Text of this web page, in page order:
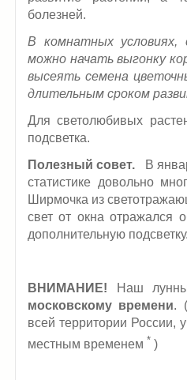
болезней.
В комнатных
можно начать выгонку
высеять семена
длительным сроком
Для светолюбивых
подсветка.
Полезный совет. В
статистике довольно
Ширмочка из
свет от окна отражался
дополнительную
ВНИМАНИЕ! Наш
московскому времени.
всей территории России,
местным временем * )